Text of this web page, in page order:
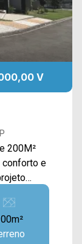
V
200M²
conforto e
à
com
perfeita